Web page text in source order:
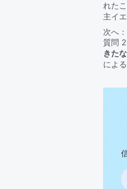
れた
主イ
神様
が受
た方
い！
次へ：
質問
きた
によ
して